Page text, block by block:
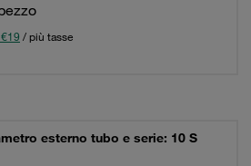
/ più tasse
esterno tubo e serie: 10 S